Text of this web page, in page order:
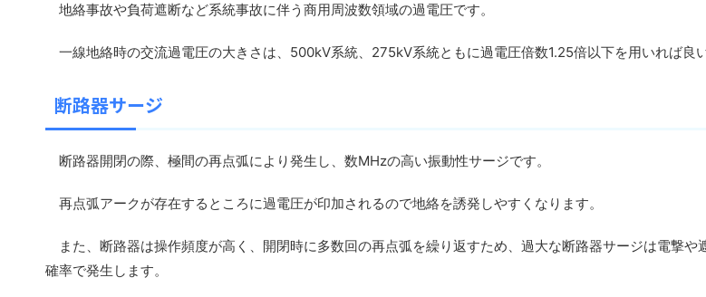
地絡事故や負荷遮断など系統事故に伴う商用周波数領域の過電圧です。
一線地絡時の交流過電圧の大きさは、500kV系統、275kV系統ともに過電圧倍数1.25倍以下を用いれば良
断路器サージ
断路器開閉の際、極間の再点弧により発生し、数MHzの高い振動性サージです。
再点弧アークが存在するところに過電圧が印加されるので地絡を誘発しやすくなります。
また、断路器は操作頻度が高く、開閉時に多数回の再点弧を繰り返すため、過大な断路器サージは電撃や
確率で発生します。